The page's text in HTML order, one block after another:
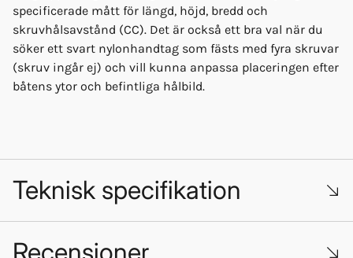
specificerade mått för längd, höjd, bredd och
skruvhålsavstånd (CC). Det är också ett bra val när du
söker ett svart nylonhandtag som fästs med fyra skruvar
(skruv ingår ej) och vill kunna anpassa placeringen efter
båtens ytor och befintliga hålbild.
Teknisk specifikation
Material: Svart nylon